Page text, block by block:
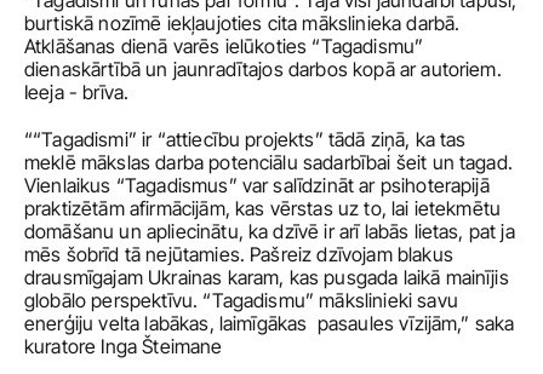
burtiskā nozīmē iekļaujoties cita mākslinieka darbā.
Atklāšanas dienā varēs ielūkoties “Tagadismu”
dienaskārtībā un jaunradītajos darbos kopā ar autoriem.
Ieeja - brīva.
““Tagadismi” ir “attiecību projekts” tādā ziņā, ka tas
meklē mākslas darba potenciālu sadarbībai šeit un tagad.
Vienlaikus “Tagadismus” var salīdzināt ar psihoterapijā
praktizētām afirmācijām, kas vērstas uz to, lai ietekmētu
domāšanu un apliecinātu, ka dzīvē ir arī labās lietas, pat ja
mēs šobrīd tā nejūtamies. Pašreiz dzīvojam blakus
drausmīgajam Ukrainas karam, kas pusgada laikā mainījis
globālo perspektīvu. “Tagadismu” mākslinieki savu
enerģiju velta labākas, laimīgākas  pasaules vīzijām,” saka
kuratore Inga Šteimane